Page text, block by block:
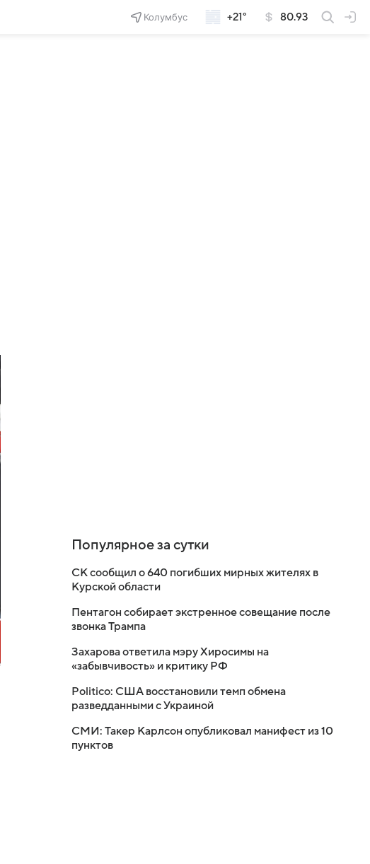
Колумбус +21° 80.93
Популярное за сутки
СК сообщил о 640 погибших мирных жителях в
Курской области
Пентагон собирает экстренное совещание после
звонка Трампа
Захарова ответила мэру Хиросимы на
«забывчивость» и критику РФ
Politico: США восстановили темп обмена
разведданными с Украиной
СМИ: Такер Карлсон опубликовал манифест из 10
пунктов